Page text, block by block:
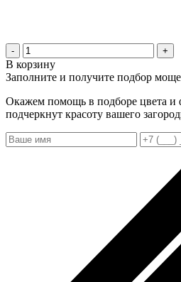
- +
В корзину
Заполните и получите подбор
Окажем помощь в подборе цвета и
подчеркнут красоту вашего